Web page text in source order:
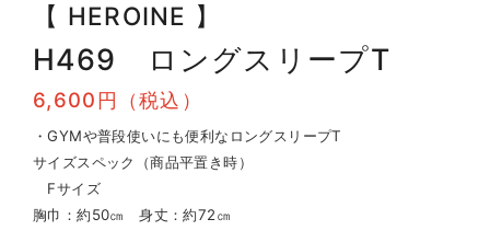
【 HEROINE 】
H469 ロングスリープT
6,600円（税込）
・GYMや普段使いにも便利なロングスリープT
サイズスペック（商品平置き時）
Fサイズ
胸巾：約50㎝ 身丈：約72㎝